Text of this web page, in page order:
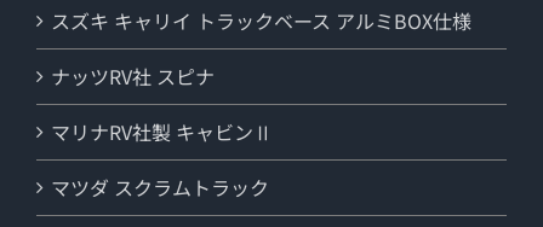
スズキ キャリイ トラックベース アルミBOX仕様
ナッツRV社 スピナ
マリナRV社製 キャビンⅡ
マツダ スクラムトラック